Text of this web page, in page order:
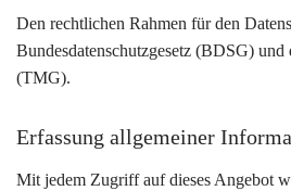
Den rechtlichen Rahmen für den
Bundesdatenschutzgesetz (BDSG) und
(TMG).
Erfassung allgemeiner
Mit jedem Zugriff auf dieses Angebot